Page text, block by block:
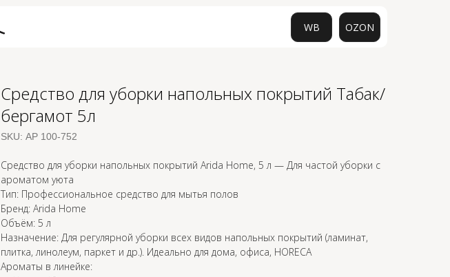
WB OZON
0
Средство для уборки напольных покрытий Табак/
бергамот 5л
SKU: АР 100-752
Средство для уборки напольных покрытий Arida Home, 5 л — Для частой уборки с
ароматом уюта
Тип: Профессиональное средство для мытья полов
Бренд: Arida Home
Объём: 5 л
Назначение: Для регулярной уборки всех видов напольных покрытий (ламинат,
плитка, линолеум, паркет и др.). Идеально для дома, офиса, HORECA
Ароматы в линейке: